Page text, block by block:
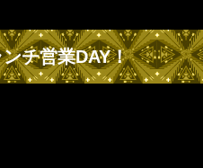
チ営業DAY！